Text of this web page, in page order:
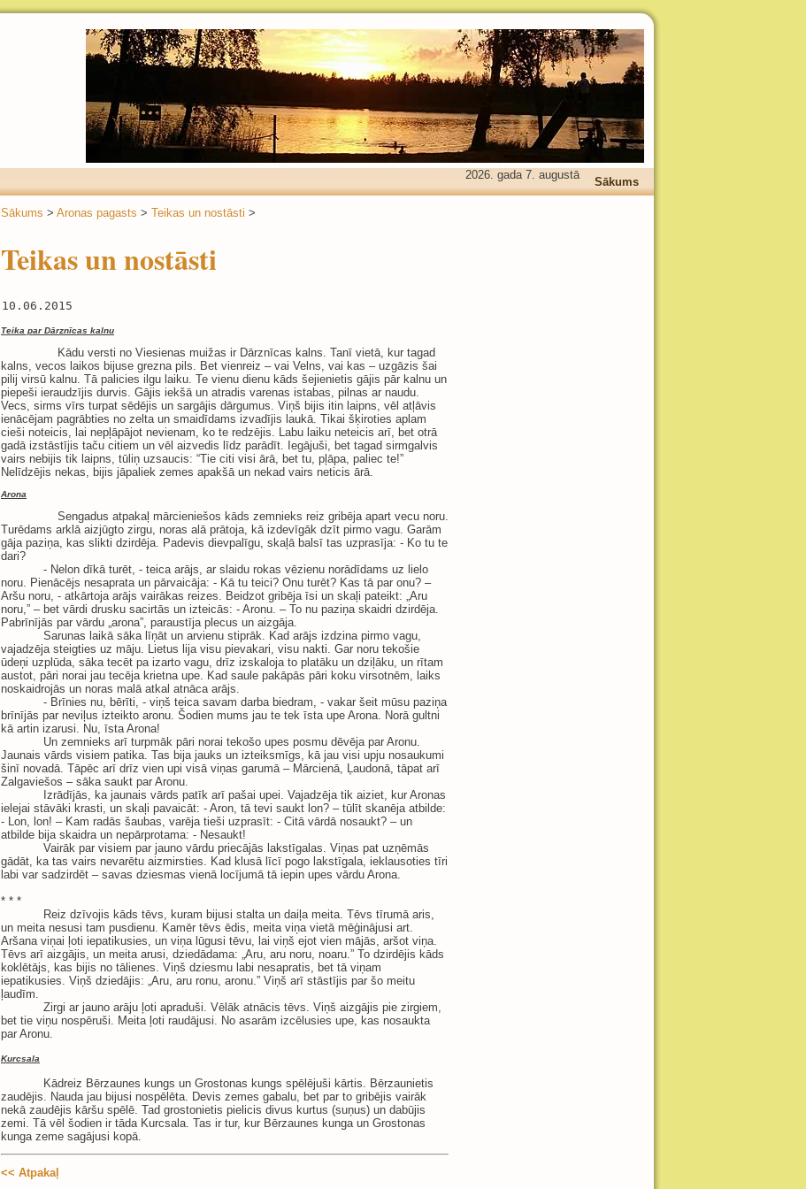
Sākums
2026. gada 7. augustā
Sākums > Aronas pagasts > Teikas un nostāsti >
Teikas un nostāsti
10.06.2015
Teika par Dārznīcas kalnu
Kādu versti no Viesienas muižas ir Dārznīcas kalns. Tanī vietā, kur tagad
kalns, vecos laikos bijuse grezna pils. Bet vienreiz – vai Velns, vai kas – uzgāzis šai
pilij virsū kalnu. Tā palicies ilgu laiku. Te vienu dienu kāds šejienietis gājis pār kalnu un
piepeši ieraudzījis durvis. Gājis iekšā un atradis varenas istabas, pilnas ar naudu.
Vecs, sirms vīrs turpat sēdējis un sargājis dārgumus. Viņš bijis itin laipns, vēl atļāvis
ienācējam pagrābties no zelta un smaidīdams izvadījis laukā. Tikai šķiroties aplam
cieši noteicis, lai nepļāpājot nevienam, ko te redzējis. Labu laiku neteicis arī, bet otrā
gadā izstāstījis taču citiem un vēl aizvedis līdz parādīt. Iegājuši, bet tagad sirmgalvis
vairs nebijis tik laipns, tūliņ uzsaucis: “Tie citi visi ārā, bet tu, pļāpa, paliec te!”
Nelīdzējis nekas, bijis jāpaliek zemes apakšā un nekad vairs neticis ārā.
Arona
Sengadus atpakaļ mārcieniešos kāds zemnieks reiz gribēja apart vecu noru.
Turēdams arklā aizjūgto zirgu, noras alā prātoja, kā izdevīgāk dzīt pirmo vagu. Garām
gāja paziņa, kas slikti dzirdēja. Padevis dievpalīgu, skaļā balsī tas uzprasīja: - Ko tu te
dari?
- Nelon dīkā turēt, - teica arājs, ar slaidu rokas vēzienu norādīdams uz lielo
noru. Pienācējs nesaprata un pārvaicāja: - Kā tu teici? Onu turēt? Kas tā par onu? –
Aršu noru, - atkārtoja arājs vairākas reizes. Beidzot gribēja īsi un skaļi pateikt: „Aru
noru,” – bet vārdi drusku sacirtās un izteicās: - Aronu. – To nu paziņa skaidri dzirdēja.
Pabrīnījās par vārdu „arona”, paraustīja plecus un aizgāja.
Sarunas laikā sāka līņāt un arvienu stiprāk. Kad arājs izdzina pirmo vagu,
vajadzēja steigties uz māju. Lietus lija visu pievakari, visu nakti. Gar noru tekošie
ūdeņi uzplūda, sāka tecēt pa izarto vagu, drīz izskaloja to platāku un dziļāku, un rītam
austot, pāri norai jau tecēja krietna upe. Kad saule pakāpās pāri koku virsotnēm, laiks
noskaidrojās un noras malā atkal atnāca arājs.
- Brīnies nu, bērīti, - viņš teica savam darba biedram, - vakar šeit mūsu paziņa
brīnījās par neviļus izteikto aronu. Šodien mums jau te tek īsta upe Arona. Norā gultni
kā artin izarusi. Nu, īsta Arona!
Un zemnieks arī turpmāk pāri norai tekošo upes posmu dēvēja par Aronu.
Jaunais vārds visiem patika. Tas bija jauks un izteiksmīgs, kā jau visi upju nosaukumi
šinī novadā. Tāpēc arī drīz vien upi visā viņas garumā – Mārcienā, Ļaudonā, tāpat arī
Zalgaviešos – sāka saukt par Aronu.
Izrādījās, ka jaunais vārds patīk arī pašai upei. Vajadzēja tik aiziet, kur Aronas
ielejai stāvāki krasti, un skaļi pavaicāt: - Aron, tā tevi saukt lon? – tūlīt skanēja atbilde:
- Lon, lon! – Kam radās šaubas, varēja tieši uzprasīt: - Citā vārdā nosaukt? – un
atbilde bija skaidra un nepārprotama: - Nesaukt!
Vairāk par visiem par jauno vārdu priecājās lakstīgalas. Viņas pat uzņēmās
gādāt, ka tas vairs nevarētu aizmirsties. Kad klusā līcī pogo lakstīgala, ieklausoties tīri
labi var sadzirdēt – savas dziesmas vienā locījumā tā iepin upes vārdu Arona.
* * *
Reiz dzīvojis kāds tēvs, kuram bijusi stalta un daiļa meita. Tēvs tīrumā aris,
un meita nesusi tam pusdienu. Kamēr tēvs ēdis, meita viņa vietā mēģinājusi art.
Aršana viņai ļoti iepatikusies, un viņa lūgusi tēvu, lai viņš ejot vien mājās, aršot viņa.
Tēvs arī aizgājis, un meita arusi, dziedādama: „Aru, aru noru, noaru.” To dzirdējis kāds
koklētājs, kas bijis no tālienes. Viņš dziesmu labi nesapratis, bet tā viņam
iepatikusies. Viņš dziedājis: „Aru, aru ronu, aronu.” Viņš arī stāstījis par šo meitu
ļaudīm.
Zirgi ar jauno arāju ļoti apraduši. Vēlāk atnācis tēvs. Viņš aizgājis pie zirgiem,
bet tie viņu nospēruši. Meita ļoti raudājusi. No asarām izcēlusies upe, kas nosaukta
par Aronu.
Kurcsala
Kādreiz Bērzaunes kungs un Grostonas kungs spēlējuši kārtis. Bērzaunietis
zaudējis. Nauda jau bijusi nospēlēta. Devis zemes gabalu, bet par to gribējis vairāk
nekā zaudējis kāršu spēlē. Tad grostonietis pielicis divus kurtus (suņus) un dabūjis
zemi. Tā vēl šodien ir tāda Kurcsala. Tas ir tur, kur Bērzaunes kunga un Grostonas
kunga zeme sagājusi kopā.
<< Atpakaļ